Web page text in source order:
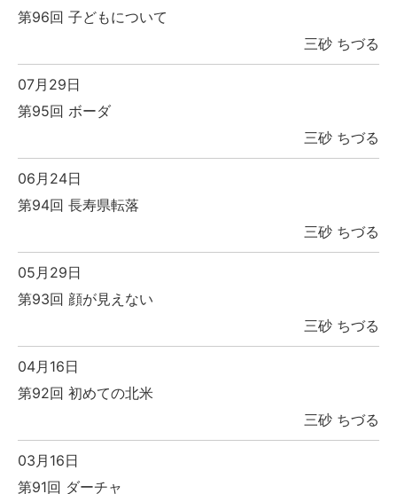
第96回 子どもについて
三砂 ちづる
07月29日
第95回 ボーダ
三砂 ちづる
06月24日
第94回 長寿県転落
三砂 ちづる
05月29日
第93回 顔が見えない
三砂 ちづる
04月16日
第92回 初めての北米
三砂 ちづる
03月16日
第91回 ダーチャ